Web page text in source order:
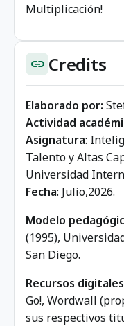
Multiplicación!
link Credits
Elaborado por:
Actividad
Asignatura:
Talento y Altas
Universidad
Fecha: Julio,2026.
Modelo
(1995),
San Diego.
Recursos
Go!, Wordwall
sus respectivos